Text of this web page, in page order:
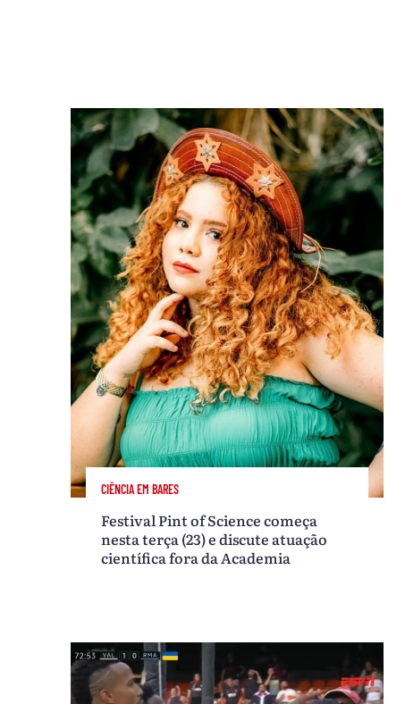
CIÊNCIA EM BARES
Festival Pint of Science começa
nesta terça (23) e discute atuação
científica fora da Academia